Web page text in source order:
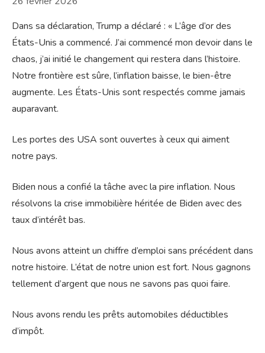
Dans sa déclaration, Trump a déclaré : « L’âge d’or des
États-Unis a commencé. J’ai commencé mon devoir dans le
chaos, j’ai initié le changement qui restera dans l’histoire.
Notre frontière est sûre, l’inflation baisse, le bien-être
augmente. Les États-Unis sont respectés comme jamais
auparavant.
Les portes des USA sont ouvertes à ceux qui aiment
notre pays.
Biden nous a confié la tâche avec la pire inflation. Nous
résolvons la crise immobilière héritée de Biden avec des
taux d’intérêt bas.
Nous avons atteint un chiffre d’emploi sans précédent dans
notre histoire. L’état de notre union est fort. Nous gagnons
tellement d’argent que nous ne savons pas quoi faire.
Nous avons rendu les prêts automobiles déductibles
d’impôt.